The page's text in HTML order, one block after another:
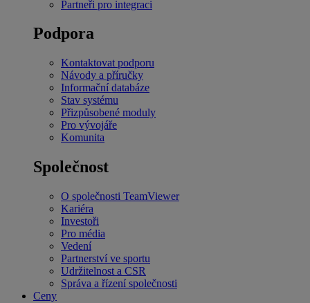
Partneři pro integraci
Podpora
Kontaktovat podporu
Návody a příručky
Informační databáze
Stav systému
Přizpůsobené moduly
Pro vývojáře
Komunita
Společnost
O společnosti TeamViewer
Kariéra
Investoři
Pro média
Vedení
Partnerství ve sportu
Udržitelnost a CSR
Správa a řízení společnosti
Ceny